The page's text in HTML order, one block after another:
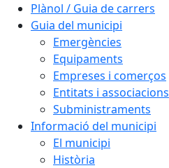
Plànol / Guia de carrers
Guia del municipi
Emergències
Equipaments
Empreses i comerços
Entitats i associacions
Subministraments
Informació del municipi
El municipi
Història